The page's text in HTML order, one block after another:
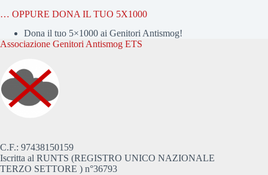
… OPPURE DONA IL TUO 5X1000
Dona il tuo 5×1000 ai Genitori Antismog!
Associazione Genitori Antismog ETS
C.F.: 97438150159
Iscritta al RUNTS (REGISTRO UNICO NAZIONALE
TERZO SETTORE ) n°36793